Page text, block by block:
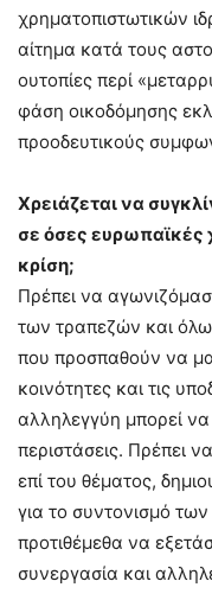
χρηματοπιστωτικών
αίτημα κατά τους
ουτοπίες περί
φάση οικοδόμησης
προοδευτικούς
Χρειάζεται να
σε όσες ευρωπαϊκές
κρίση;
Πρέπει να
των τραπεζών και
που προσπαθούν να
κοινότητες και τις
αλληλεγγύη μπορεί
περιστάσεις. Πρέπει
επί του θέματος,
για το συντονισμό
προτιθέμεθα να
συνεργασία και